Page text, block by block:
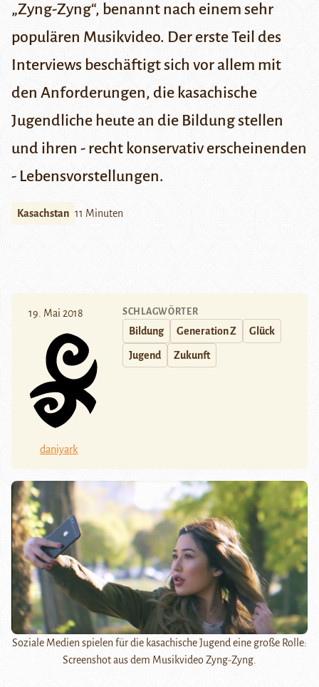
„Zyng-Zyng“, benannt nach einem sehr
populären Musikvideo. Der erste Teil des
Interviews beschäftigt sich vor allem mit
den Anforderungen, die kasachische
Jugendliche heute an die Bildung stellen
und ihren - recht konservativ erscheinenden
- Lebensvorstellungen.
Kasachstan 11 Minuten
19. Mai 2018
daniyark
SCHLAGWÖRTER
Bildung Generation Z Glück
Jugend Zukunft
Soziale Medien spielen für die kasachische Jugend eine große Rolle:
Screenshot aus dem Musikvideo Zyng-Zyng.